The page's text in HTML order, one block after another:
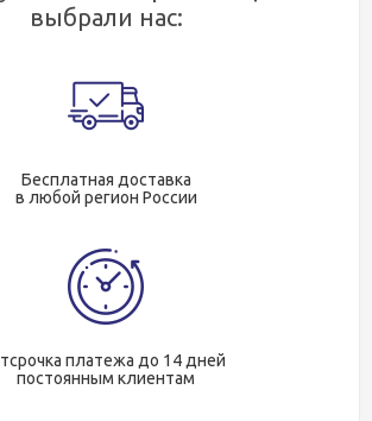
выбрали нас:
Бесплатная доставка
в любой регион России
платежа до 14 дней
постоянным клиентам